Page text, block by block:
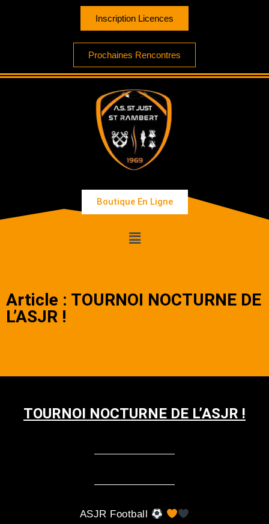
Inscription Licences
Prochaines Rencontres
Boutique En Ligne
Article : TOURNOI NOCTURNE DE
L’ASJR !
TOURNOI NOCTURNE DE L’ASJR !
ASJR Football